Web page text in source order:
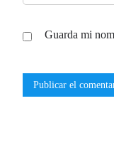
Guarda mi